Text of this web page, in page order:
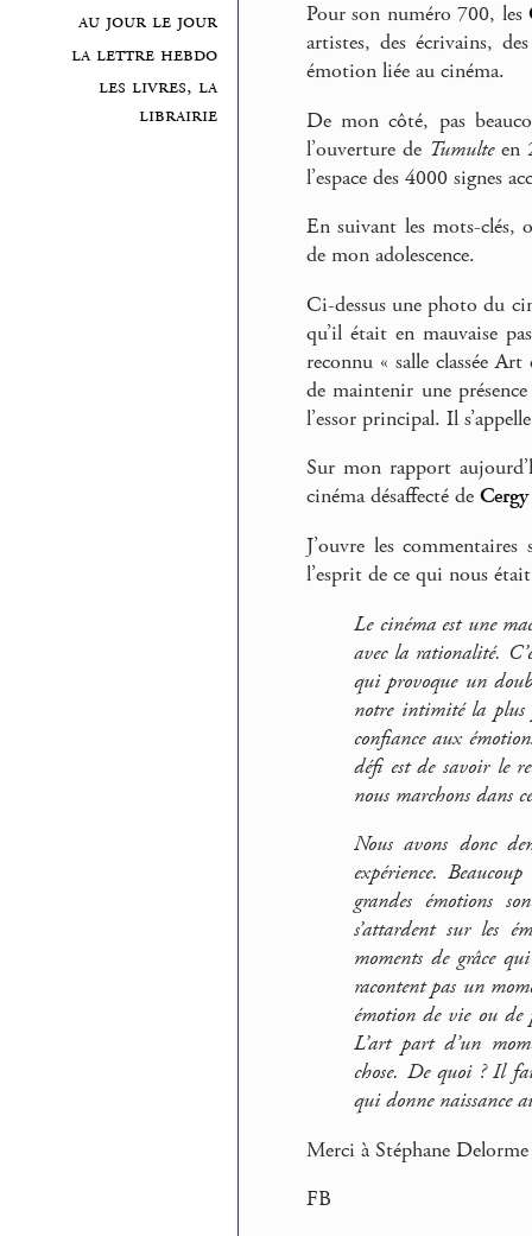
au jour le jour
la lettre hebdo
les livres, la
librairie
Pour son numéro 700, les
artistes, des écrivains,
émotion liée au cinéma.
De mon côté, pas
l’ouverture de Tumulteen
l’espace des 4000 signes
En suivant les mots-clés,
de mon adolescence.
Ci-dessus une photo du
qu’il était en mauvaise
reconnu « salle classée
de maintenir une
l’essor principal. Il
Sur mon rapport
cinéma désaffecté de
J’ouvre les
l’esprit de ce qui nous
Le cinéma est une
avec la rationalité.
qui provoque un
notre intimité la plus
confiance aux
défi est de savoir le
nous marchons dans
Nous avons donc
expérience.
grandes émotions
s’attardent sur les
moments de grâce
racontent pas un
émotion de vie ou de
L’art part d’un
chose. De quoi ? Il
qui donne naissance
Merci à Stéphane
FB